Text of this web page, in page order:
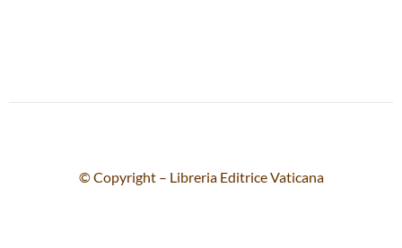
© Copyright – Libreria Editrice Vaticana